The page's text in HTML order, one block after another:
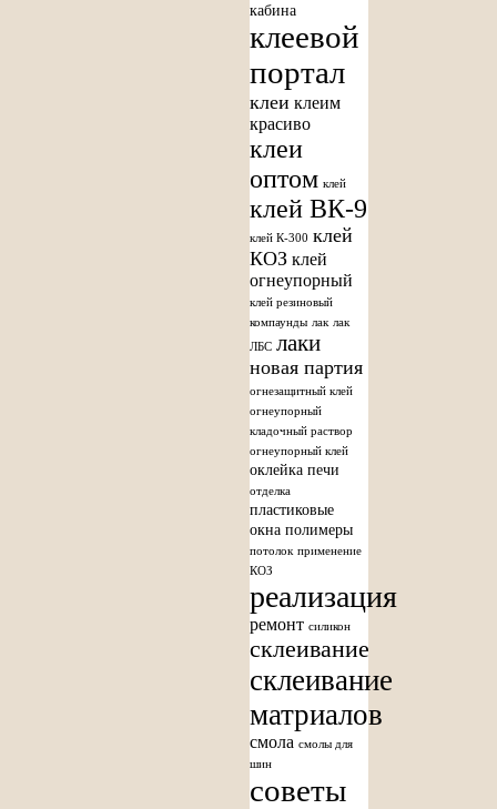
кабина
клеевой
портал
клеи клеим
красиво
клеи
оптом клей
клей ВК-9
клей К-300 клей
КОЗ клей
огнеупорный
клей резиновый
компаунды лак лак
ЛБС лаки
новая партия
огнезащитный клей
огнеупорный
кладочный раствор
огнеупорный клей
оклейка печи
отделка
пластиковые
окна полимеры
потолок применение
КОЗ
реализация
ремонт силикон
склеивание
склеивание
матриалов
смола смолы для
шин
советы